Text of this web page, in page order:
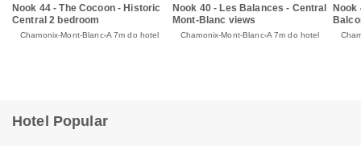
Nook 44 - The Cocoon - Historic
Central 2 bedroom
Chamonix-Mont-Blanc A 7m do hotel
Nook 40 - Les Balances - Central
Mont-Blanc views
Chamonix-Mont-Blanc A 7m do hotel
Nook
Hotel Popular